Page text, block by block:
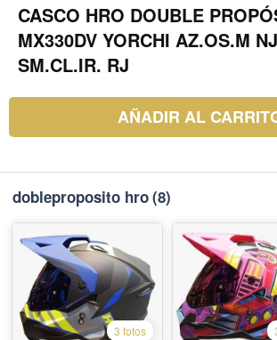
CASCO HRO DOUBLE
MX330DV YORCHI AZ.OS.M
SM.CL.IR. RJ
AÑADIR AL
dobleproposito hro(8)
3 fotos